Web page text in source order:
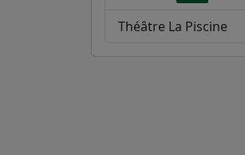
Théâtre La Piscine